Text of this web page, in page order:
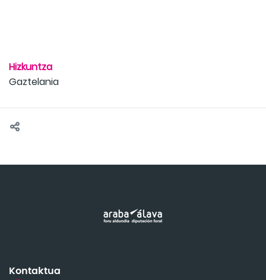
Hizkuntza
Gaztelania
Kontaktua